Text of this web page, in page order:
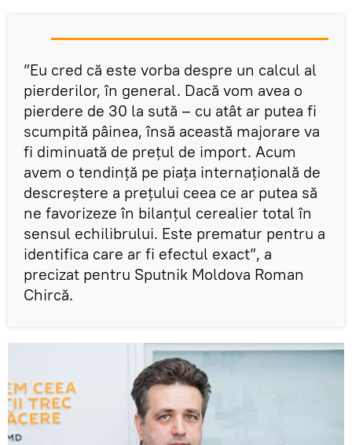
”Eu cred că este vorba despre un calcul al
pierderilor, în general. Dacă vom avea o
pierdere de 30 la sută – cu atât ar putea fi
scumpită pâinea, însă această majorare va
fi diminuată de prețul de import. Acum
avem o tendință pe piața internațională de
descreștere a prețului ceea ce ar putea să
ne favorizeze în bilanțul cerealier total în
sensul echilibrului. Este prematur pentru a
identifica care ar fi efectul exact”, a
precizat pentru Sputnik Moldova Roman
Chircă.